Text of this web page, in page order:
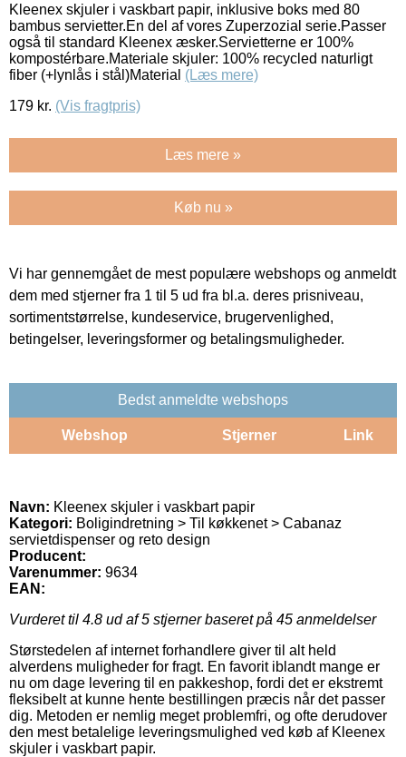
Kleenex skjuler i vaskbart papir, inklusive boks med 80
bambus servietter.En del af vores Zuperzozial serie.Passer
også til standard Kleenex æsker.Servietterne er 100%
kompostérbare.Materiale skjuler: 100% recycled naturligt
fiber (+lynlås i stål)Material (Læs mere)
179 kr. (Vis fragtpris)
Læs mere »
Køb nu »
Vi har gennemgået de mest populære webshops og anmeldt
dem med stjerner fra 1 til 5 ud fra bl.a. deres prisniveau,
sortimentstørrelse, kundeservice, brugervenlighed,
betingelser, leveringsformer og betalingsmuligheder.
Bedst anmeldte webshops
Webshop Stjerner Link
Navn: Kleenex skjuler i vaskbart papir
Kategori: Boligindretning > Til køkkenet > Cabanaz
servietdispenser og reto design
Producent:
Varenummer: 9634
EAN:
Vurderet til 4.8 ud af 5 stjerner baseret på 45 anmeldelser
Størstedelen af internet forhandlere giver til alt held
alverdens muligheder for fragt. En favorit iblandt mange er
nu om dage levering til en pakkeshop, fordi det er ekstremt
fleksibelt at kunne hente bestillingen præcis når det passer
dig. Metoden er nemlig meget problemfri, og ofte derudover
den mest betalelige leveringsmulighed ved køb af Kleenex
skjuler i vaskbart papir.